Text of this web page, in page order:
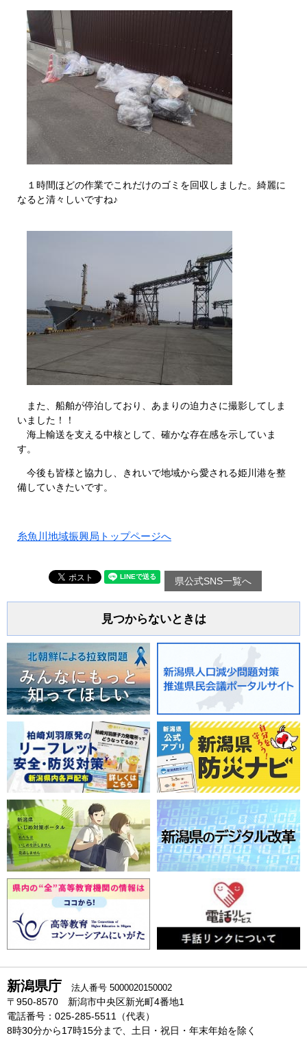
１時間ほどの作業でこれだけのゴミを回収しました。綺麗に
なると清々しいですね♪
また、船舶が停泊しており、あまりの迫力さに撮影してしま
いました！！
海上輸送を支える中核として、確かな存在感を示していま
す。
​ 今後も皆様と協力し、きれいで地域から愛される姫川港を整
備していきたいです。
糸魚川地域振興局トップページへ
県公式SNS一覧へ
見つからないときは
新潟県庁 法人番号 5000020150002
〒950-8570 新潟市中央区新光町4番地1
電話番号：025-285-5511（代表）
8時30分から17時15分まで、土日・祝日・年末年始を除く